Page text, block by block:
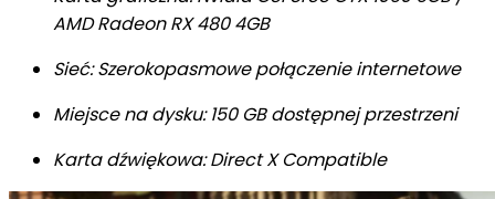
AMD Radeon RX 480 4GB
Sieć: Szerokopasmowe połączenie internetowe
Miejsce na dysku: 150 GB dostępnej przestrzeni
Karta dźwiękowa: Direct X Compatible